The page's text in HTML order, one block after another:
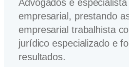
Advogados é
empresarial, prestando
empresarial trabalhista
jurídico especializado e
resultados.